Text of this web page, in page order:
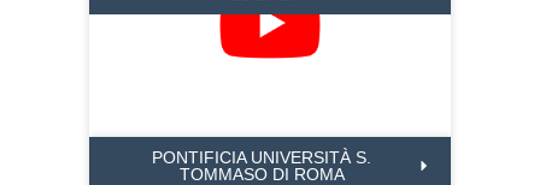
PONTIFICIA UNIVERSITÀ S.
TOMMASO DI ROMA